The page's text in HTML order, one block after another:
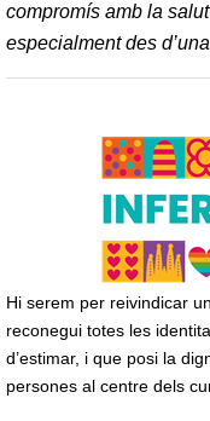
compromís amb la
especialment des
Hi serem per reivindicar
reconegui totes les
d’estimar, i que posi la
persones al centre dels